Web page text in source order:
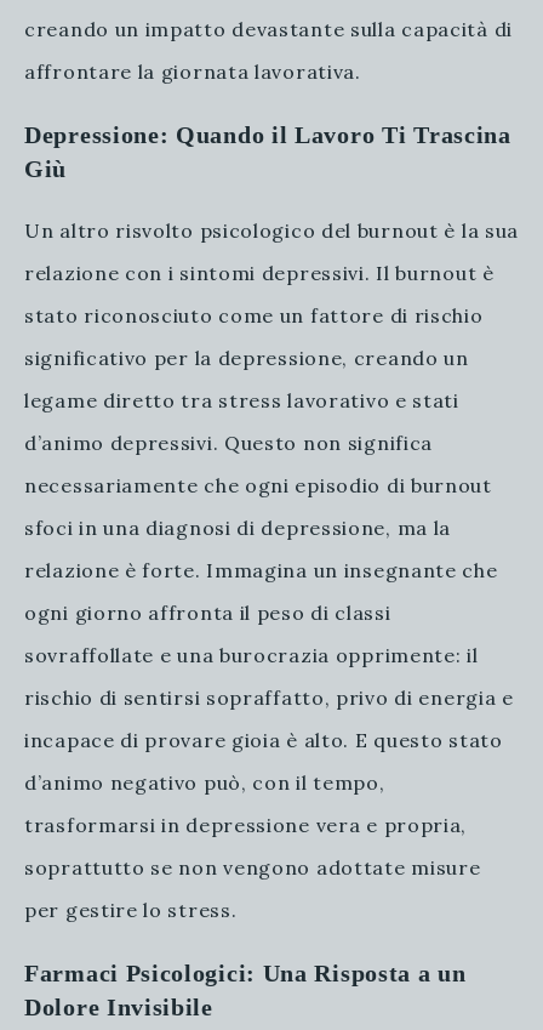
creando un impatto devastante sulla capacità di
affrontare la giornata lavorativa.
Depressione: Quando il Lavoro Ti Trascina
Giù
Un altro risvolto psicologico del burnout è la sua
relazione con i sintomi depressivi. Il burnout è
stato riconosciuto come un fattore di rischio
significativo per la depressione, creando un
legame diretto tra stress lavorativo e stati
d’animo depressivi. Questo non significa
necessariamente che ogni episodio di burnout
sfoci in una diagnosi di depressione, ma la
relazione è forte. Immagina un insegnante che
ogni giorno affronta il peso di classi
sovraffollate e una burocrazia opprimente: il
rischio di sentirsi sopraffatto, privo di energia e
incapace di provare gioia è alto. E questo stato
d’animo negativo può, con il tempo,
trasformarsi in depressione vera e propria,
soprattutto se non vengono adottate misure
per gestire lo stress.
Farmaci Psicologici: Una Risposta a un
Dolore Invisibile